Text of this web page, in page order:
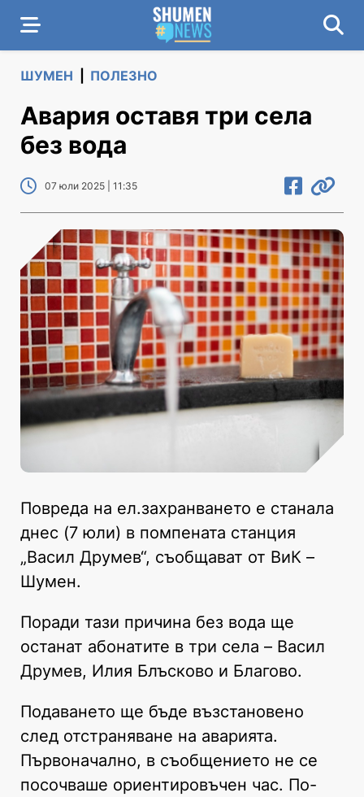
ШУМЕН ПОЛЕЗНО
Авария оставя три села
без вода
07 юли 2025 | 11:35
Повреда на ел.захранването е станала
днес (7 юли) в помпената станция
„Васил Друмев“, съобщават от ВиК –
Шумен.
Поради тази причина без вода ще
останат абонатите в три села – Васил
Друмев, Илия Блъсково и Благово.
Подаването ще бъде възстановено
след отстраняване на аварията.
Първоначално, в съобщението не се
посочваше ориентировъчен час. По-